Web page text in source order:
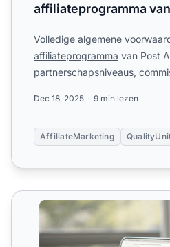
affiliateprogramma
Volledige algemene
affiliateprogramma van Post
partnerschapsniveaus,
Dec 18, 2025 9 min lezen
AffiliateMarketing
AVG (GDPR) Compliance